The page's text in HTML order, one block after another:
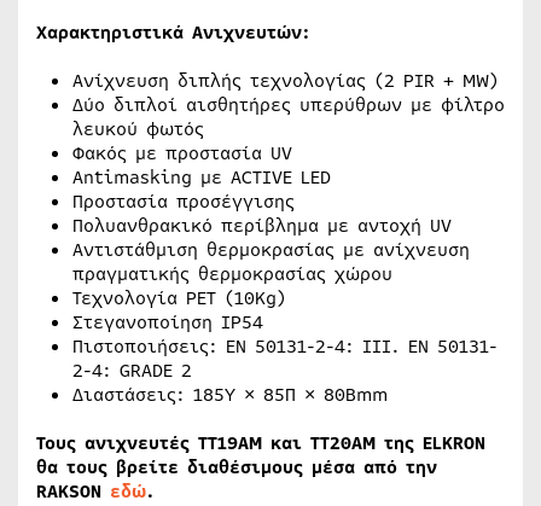
Χαρακτηριστικά Ανιχνευτών:
Ανίχνευση διπλής τεχνολογίας (2 PIR + MW)
Δύο διπλοί αισθητήρες υπερύθρων με φίλτρο
λευκού φωτός
Φακός με προστασία UV
Antimasking με ACTIVE LED
Προστασία προσέγγισης
Πολυανθρακικό περίβλημα με αντοχή UV
Αντιστάθμιση θερμοκρασίας με ανίχνευση
πραγματικής θερμοκρασίας χώρου
Τεχνολογία PET (10Kg)
Στεγανοποίηση IP54
Πιστοποιήσεις: EN 50131-2-4: III. EN 50131-
2-4: GRADE 2
Διαστάσεις: 185Υ × 85Π × 80Βmm
Τους ανιχνευτές ΤΤ19ΑΜ και ΤΤ20ΑΜ της ELKRON
θα τους βρείτε διαθέσιμους μέσα από την
RAKSON εδώ.